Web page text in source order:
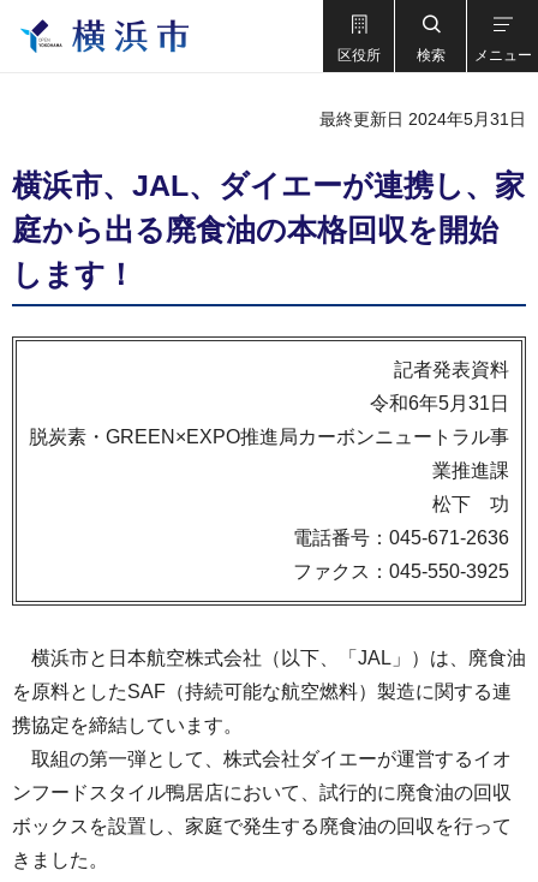
区役所 検索 メニュー
最終更新日 2024年5月31日
横浜市、JAL、ダイエーが連携し、家
庭から出る廃食油の本格回収を開始
します！
記者発表資料
令和6年5月31日
脱炭素・GREEN×EXPO推進局カーボンニュートラル事
業推進課
松下 功
電話番号：045-671-2636
ファクス：045-550-3925
横浜市と日本航空株式会社（以下、「JAL」）は、廃食油
を原料としたSAF（持続可能な航空燃料）製造に関する連
携協定を締結しています。
取組の第一弾として、株式会社ダイエーが運営するイオ
ンフードスタイル鴨居店において、試行的に廃食油の回収
ボックスを設置し、家庭で発生する廃食油の回収を行って
きました。